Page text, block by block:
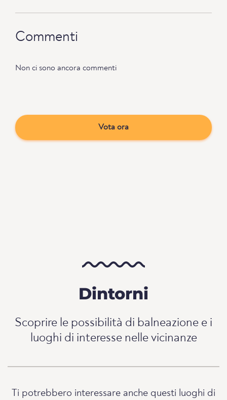
Commenti
Non ci sono ancora commenti
Vota ora
Dintorni
Scoprire le possibilità di balneazione e i
luoghi di interesse nelle vicinanze
Ti potrebbero interessare anche questi luoghi di